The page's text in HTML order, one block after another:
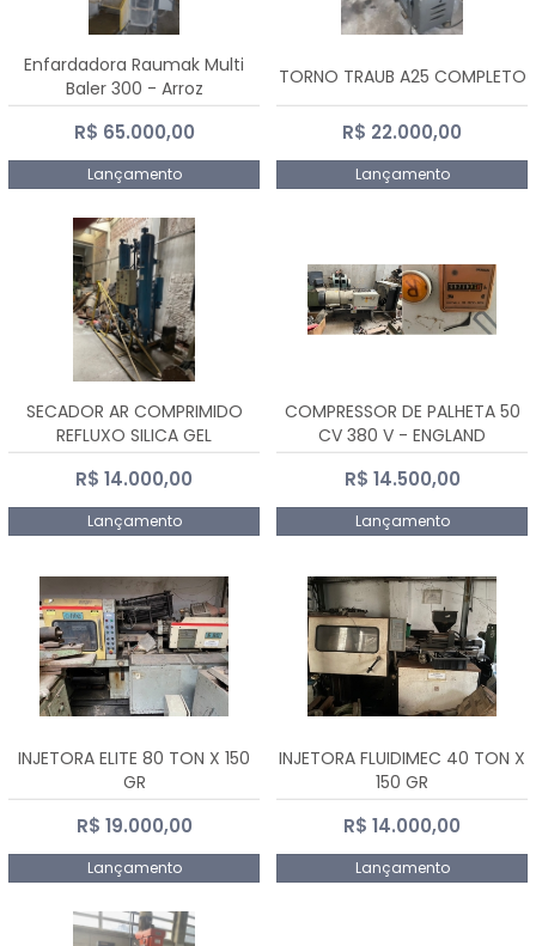
Enfardadora Raumak Multi
Baler 300 - Arroz
R$ 65.000,00
Lançamento
TORNO TRAUB A25 COMPLETO
R$ 22.000,00
Lançamento
SECADOR AR COMPRIMIDO
REFLUXO SILICA GEL
R$ 14.000,00
Lançamento
COMPRESSOR DE PALHETA 50
CV 380 V - ENGLAND
R$ 14.500,00
Lançamento
INJETORA ELITE 80 TON X 150
GR
R$ 19.000,00
Lançamento
INJETORA FLUIDIMEC 40 TON X
150 GR
R$ 14.000,00
Lançamento